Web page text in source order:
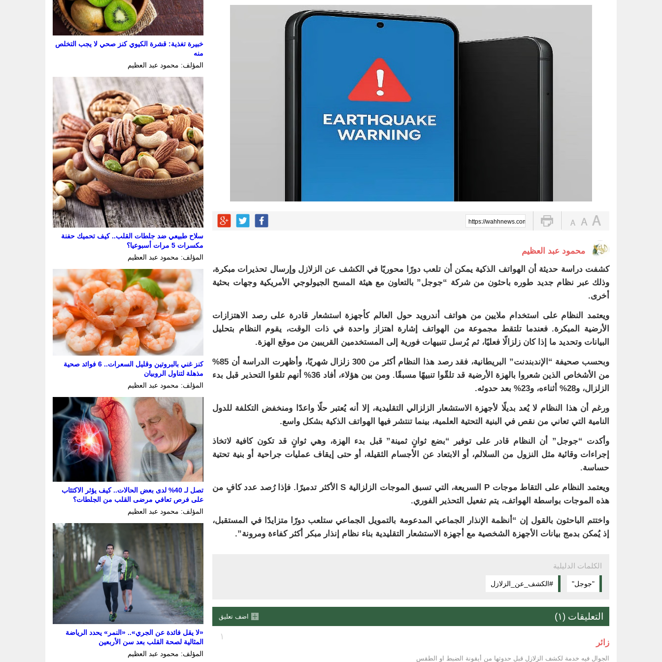
قيادة القوات المشتركة للتحالف: إصابة (11) من المدنيين بنجران نتيجة اعتداءات إرهابية حوثية
ثلاثية الذهب في “المهارات الثقافية”.. كيف صنعت أم أحسائية من شغف بناتها قصة نجاح ملهمة؟
حساب المواطن يوضح: العمالة المنزلية ليست من التابعين
عبدالله السلطان: نُعلّم الشباب كيف يحوّلون الفكرة إلى “أثر”
تقنية جديدة تقلل دهون البطاطس المقلية دون التأثير على الطعم
https://wahhnews.com/?p=83009
محمود عبد العظيم
كشفت دراسة حديثة أن الهواتف الذكية يمكن أن تلعب دورًا محوريًا في الكشف عن الزلازل وإرسال تحذيرات مبكرة،
وذلك عبر نظام جديد طوره باحثون من شركة “جوجل” بالتعاون مع هيئة المسح الجيولوجي الأمريكية وجهات بحثية
أخرى.
ويعتمد النظام على استخدام ملايين من هواتف أندرويد حول العالم كأجهزة استشعار قادرة على رصد الاهتزازات
الأرضية المبكرة. فعندما تلتقط مجموعة من الهواتف إشارة اهتزاز واحدة في ذات الوقت، يقوم النظام بتحليل
البيانات وتحديد ما إذا كان زلزالًا فعليًا، ثم يُرسل تنبيهات فورية إلى المستخدمين القريبين من موقع الهزة.
وبحسب صحيفة “الإندبندنت” البريطانية، فقد رصد هذا النظام أكثر من 300 زلزال شهريًا، وأظهرت الدراسة أن 85%
من الأشخاص الذين شعروا بالهزة الأرضية قد تلقّوا تنبيهًا مسبقًا. ومن بين هؤلاء، أفاد 36% أنهم تلقوا التحذير قبل بدء
الزلزال، و28% أثناءه، و23% بعد حدوثه.
ورغم أن هذا النظام لا يُعد بديلًا لأجهزة الاستشعار الزلزالي التقليدية، إلا أنه يُعتبر حلًا واعدًا ومنخفض التكلفة للدول
النامية التي تعاني من نقص في البنية التحتية العلمية، بينما تنتشر فيها الهواتف الذكية بشكل واسع.
وأكدت “جوجل” أن النظام قادر على توفير “بضع ثوانٍ ثمينة” قبل بدء الهزة، وهي ثوانٍ قد تكون كافية لاتخاذ
إجراءات وقائية مثل النزول من السلالم، أو الابتعاد عن الأجسام الثقيلة، أو حتى إيقاف عمليات جراحية أو بنية تحتية
حساسة.
ويعتمد النظام على التقاط موجاتP السريعة، التي تسبق الموجات الزلزالية Sالأكثر تدميرًا. فإذا رُصد عدد كافٍ من
هذه الموجات بواسطة الهواتف، يتم تفعيل التحذير الفوري.
واختتم الباحثون بالقول إن “أنظمة الإنذار الجماعي المدعومة بالتمويل الجماعي ستلعب دورًا متزايدًا في المستقبل،
إذ يُمكن بدمج بيانات الأجهزة الشخصية مع أجهزة الاستشعار التقليدية بناء نظام إنذار مبكر أكثر كفاءة ومرونة”.
الكلمات الدليلية
"جوجل" #الكشف_عن_الزلازل
التعليقات (١) اضف تعليق
١
زائر
الجوال فيه خدمة لكشف الزلازل قبل حدوثها من أيقونة الضبط او الطقس
خبيرة تغذية: قشرة الكيوي كنز صحي لا يجب التخلص
منه
المؤلف: محمود عبد العظيم
سلاح طبيعي ضد جلطات القلب.. كيف تحميك حفنة
مكسرات 5 مرات أسبوعيا؟
المؤلف: محمود عبد العظيم
كنز غني بالبروتين وقليل السعرات.. 6 فوائد صحية
مذهلة لتناول الروبيان
المؤلف: محمود عبد العظيم
تصل لـ 40% لدى بعض الحالات.. كيف يؤثر الاكتئاب
على فرص تعافي مرضى القلب من الجلطات؟
المؤلف: محمود عبد العظيم
«لا يقل فائدة عن الجري».. «النمر» يحدد الرياضة
المثالية لصحة القلب بعد سن الأربعين
المؤلف: محمود عبد العظيم